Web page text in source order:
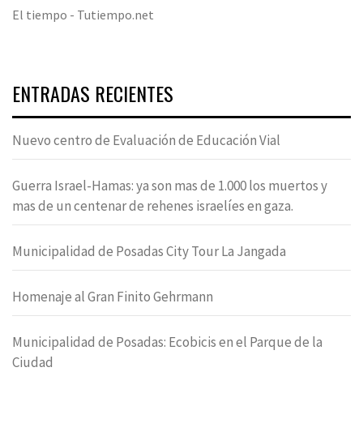
El tiempo - Tutiempo.net
ENTRADAS RECIENTES
Nuevo centro de Evaluación de Educación Vial
Guerra Israel-Hamas: ya son mas de 1.000 los muertos y
mas de un centenar de rehenes israelíes en gaza.
Municipalidad de Posadas City Tour La Jangada
Homenaje al Gran Finito Gehrmann
Municipalidad de Posadas: Ecobicis en el Parque de la
Ciudad